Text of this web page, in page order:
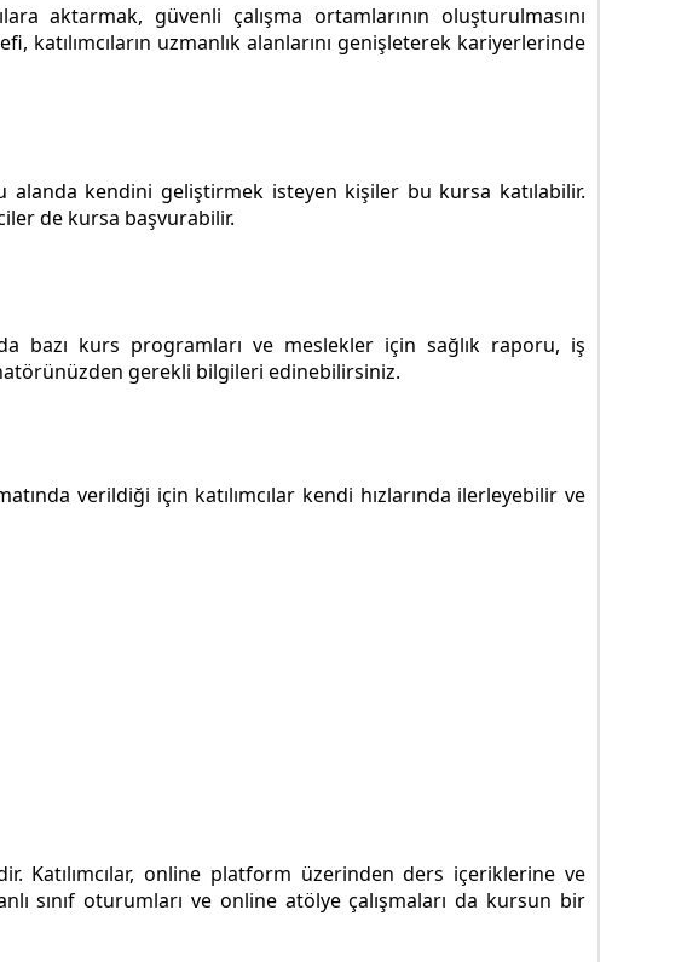
aktarmak, güvenli çalışma ortamlarının oluşturulmasını
katılımcıların uzmanlık alanlarını genişleterek kariyerlerinde
alanda kendini geliştirmek isteyen kişiler bu kursa katılabilir.
de kursa başvurabilir.
bazı kurs programları ve meslekler için sağlık raporu, iş
gerekli bilgileri edinebilirsiniz.
verildiği için katılımcılar kendi hızlarında ilerleyebilir ve
Katılımcılar, online platform üzerinden ders içeriklerine ve
sınıf oturumları ve online atölye çalışmaları da kursun bir